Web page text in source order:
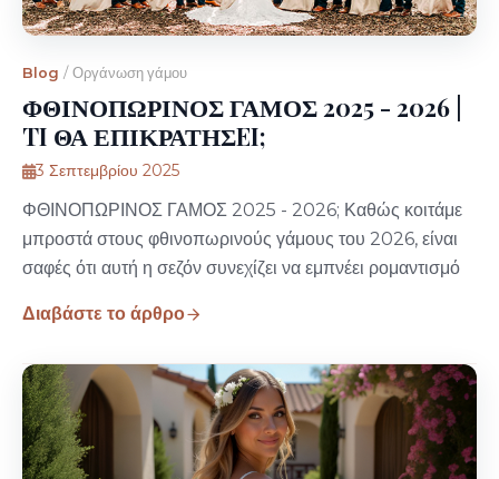
Blog / Οργάνωση γάμου
ΦΘΙΝΟΠΩΡΙΝΟΣ ΓΑΜΟΣ 2025 - 2026 |
TI ΘΑ ΕΠΙΚΡΑΤΗΣEI;
3 Σεπτεμβρίου 2025
ΦΘΙΝΟΠΩΡΙΝΟΣ ΓΑΜΟΣ 2025 - 2026; Καθώς κοιτάμε
μπροστά στους φθινοπωρινούς γάμους του 2026, είναι
σαφές ότι αυτή η σεζόν συνεχίζει να εμπνέει ρομαντισμό
Διαβάστε το άρθρο